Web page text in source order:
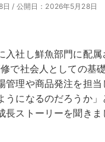
日 / 公開日：2026年5月28日
入社し鮮魚部門に配
で社会人としての基
管理や商品発注を担当
うになるのだろうか
長ストーリーを聞きま